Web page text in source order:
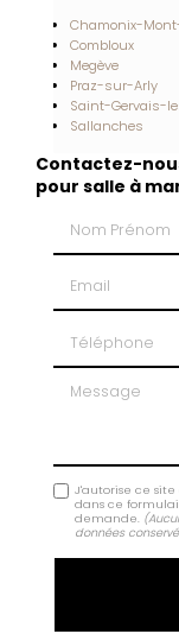
Chamonix-
Combloux
Megève
Praz-sur-Arly
Saint-Gervais-
Sallanches
Contactez-
pour salle à
Message
J'autorise ce
dans ce
demande.
données